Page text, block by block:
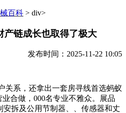
百科 > div>
产链成长也取得了极大
发布时间：2025-11-22 10:05
系，还拿出一套房寻线首选蚂蚁
合做，000名专业不雅众。展品
安拆及公用节制器、、传感器和丈